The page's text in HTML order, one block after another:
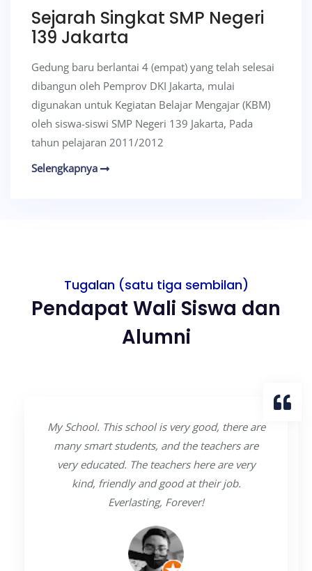
Sejarah Singkat SMP Negeri
139 Jakarta
Gedung baru berlantai 4 (empat) yang telah selesai
dibangun oleh Pemprov DKI Jakarta, mulai
digunakan untuk Kegiatan Belajar Mengajar (KBM)
oleh siswa-siswi SMP Negeri 139 Jakarta, Pada
tahun pelajaran 2011/2012
Selengkapnya
Tugalan (satu tiga sembilan)
Pendapat Wali Siswa dan
Alumni
My School. This school is very good, there are
many smart students, and the teachers are
very educated. The teachers here are very
kind, friendly and good at their job.
Everlasting, Forever!